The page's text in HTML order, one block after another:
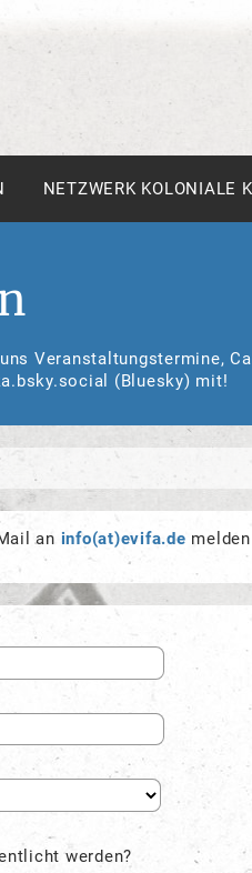
NETZWERK KOLONIALE
Veranstaltungstermine,
(Bluesky) mit!
an info(at)evifa.de
werden?